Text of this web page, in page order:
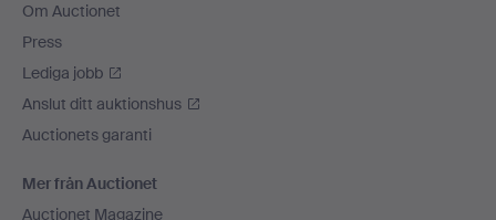
Om Auctionet
Press
Lediga jobb
Anslut ditt auktionshus
Auctionets garanti
Mer från Auctionet
Auctionet Magazine